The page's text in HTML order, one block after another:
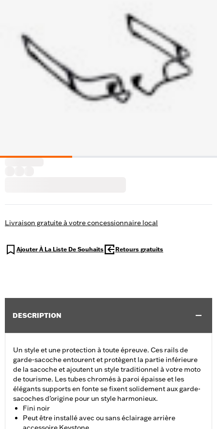
Livraison gratuite à votre concessionnaire local
Ajouter À La Liste De Souhaits Retours gratuits
DESCRIPTION
Un style et une protection à toute épreuve. Ces rails de
garde-sacoche entourent et protègent la partie inférieure
de la sacoche et ajoutent un style traditionnel à votre moto
de tourisme. Les tubes chromés à paroi épaisse et les
élégants supports en fonte se fixent solidement aux garde-
sacoches d’origine pour un style harmonieux.
Fini noir
Peut être installé avec ou sans éclairage arrière